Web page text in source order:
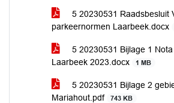
5 20230531 Raadsbesluit
parkeernormen Laarbeek.docx
5 20230531 Bijlage 1
Laarbeek 2023.docx
1 MB
5 20230531 Bijlage 2
Mariahout.pdf
743 KB